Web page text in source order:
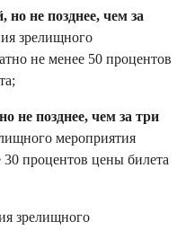
но не позднее, чем за
зрелищного
не менее 50 процентов
не позднее, чем за три
мероприятия
процентов цены билета
зрелищного